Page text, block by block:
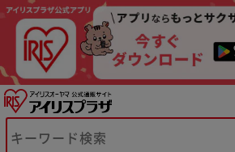
※ご確認ください
カートに入れる 購